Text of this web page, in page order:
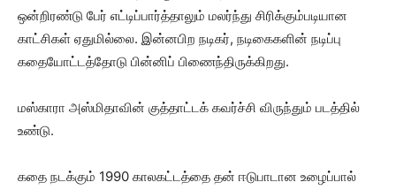
ஒன்றிரண்டு பேர் எட்டிப்பார்த்தாலும் மலர்ந்து சிரிக்கும்படியான
காட்சிகள் ஏதுமில்லை. இன்னபிற நடிகர், நடிகைகளின் நடிப்பு
கதையோட்டத்தோடு பின்னிப் பிணைந்திருக்கிறது.
மஸ்காரா அஸ்மிதாவின் குத்தாட்டக் கவர்ச்சி விருந்தும் படத்தில்
உண்டு.
கதை நடக்கும் 1990 காலகட்டத்தை தன் ஈடுபாடான உழைப்பால்